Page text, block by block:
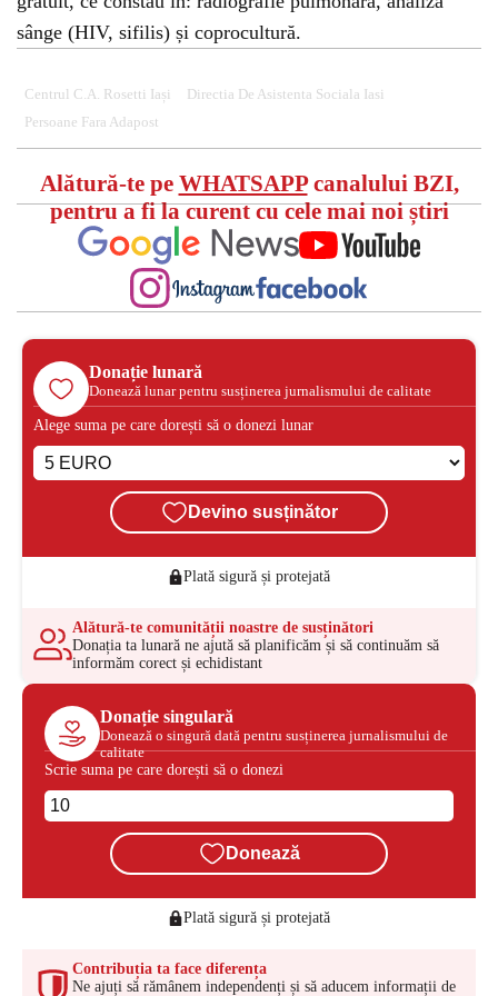
sânge (HIV, sifilis) și coprocultură.
Centrul C.A. Rosetti Iași
Directia De Asistenta Sociala Iasi
Persoane Fara Adapost
Alătură-te pe WHATSAPPcanalului BZI,
pentru a fi la curent cu cele mai noi știri
Donație lunară
Donează lunar pentru susținerea jurnalismului de calitate
Alege suma pe care dorești să o donezi lunar
Devino susținător
Plată sigură și protejată
Alătură-te comunității noastre de susținători
Donația ta lunară ne ajută să planificăm și să continuăm să
informăm corect și echidistant
Donație singulară
Donează o singură dată pentru susținerea jurnalismului de
calitate
Scrie suma pe care dorești să o donezi
Donează
Plată sigură și protejată
Contribuția ta face diferența
Ne ajuți să rămânem independenți și să aducem informații de